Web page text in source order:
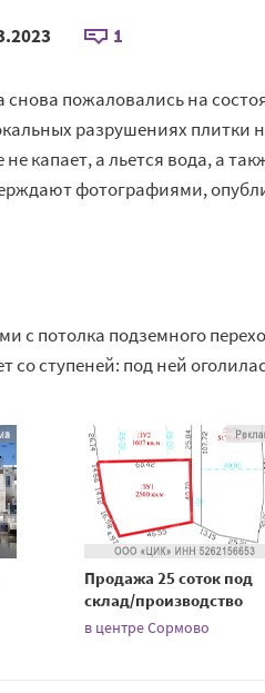
1
пожаловались на
разрушениях плитки
капает, а льется вода, а
фотографиями,
с потолка подземного
со ступеней: под ней
Продажа 25 соток под
склад/производство
в центре Сормово